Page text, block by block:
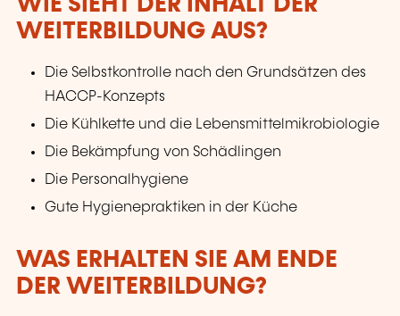
WIE SIEHT DER INHALT DER
WEITERBILDUNG AUS?
Die Selbstkontrolle nach den Grundsätzen des
HACCP-Konzepts
Die Kühlkette und die Lebensmittelmikrobiologie
Die Bekämpfung von Schädlingen
Die Personalhygiene
Gute Hygienepraktiken in der Küche
WAS ERHALTEN SIE AM ENDE
DER WEITERBILDUNG?